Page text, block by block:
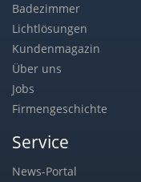
Badezimmer
Lichtlösungen
Kundenmagazin
Über uns
Jobs
Firmengeschichte
Service
News-Portal